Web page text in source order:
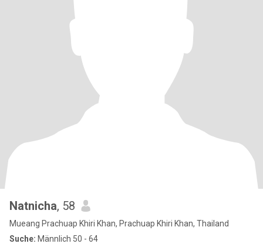
Natnicha, 58
Mueang Prachuap Khiri Khan, Prachuap Khiri Khan, Thailand
Suche: Männlich 50 - 64